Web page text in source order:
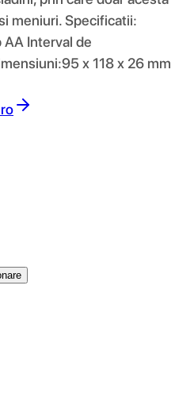
meniuri. Specificatii:
Interval de
x 118 x 26 mm